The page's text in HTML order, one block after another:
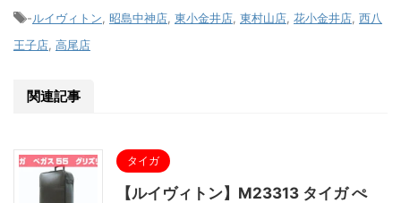
-ルイヴィトン 昭島中神店 東小金井店 東村山店 花小金井店 西八
王子店 高尾店
関連記事
タイガ
【ルイヴィトン】M23313 タイガ ぺ